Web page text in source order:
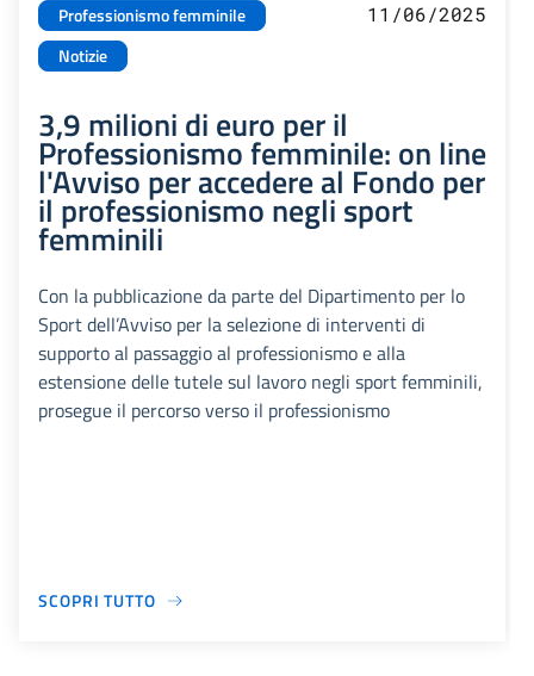
Professionismo femminile
Notizie
11/06/2025
3,9 milioni di euro per il
Professionismo femminile: on line
l'Avviso per accedere al Fondo per
il professionismo negli sport
femminili
Con la pubblicazione da parte del Dipartimento per lo
Sport dell’Avviso per la selezione di interventi di
supporto al passaggio al professionismo e alla
estensione delle tutele sul lavoro negli sport femminili,
prosegue il percorso verso il professionismo
SCOPRI TUTTO